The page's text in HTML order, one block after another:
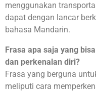
menggunakan
dapat dengan lancar
bahasa Mandarin.
Frasa apa saja yang
dan perkenalan diri?
Frasa yang berguna
meliputi cara